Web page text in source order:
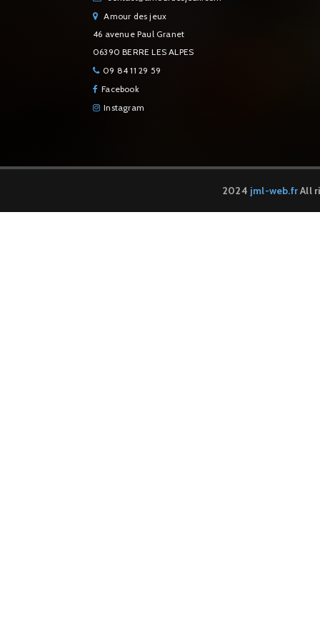
Amour des jeux
46 avenue Paul Granet
06390 BERRE LES ALPES
09 84 11 29 59
Facebook
Instagram
2024 jml-web.frAll